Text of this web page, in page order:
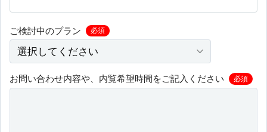
ご検討中のプラン 必須
お問い合わせ内容や、内覧希望時間をご記入ください 必須